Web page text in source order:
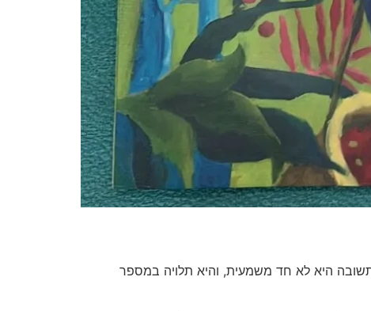
היא לא חד משמעית, והיא תלויה במספר